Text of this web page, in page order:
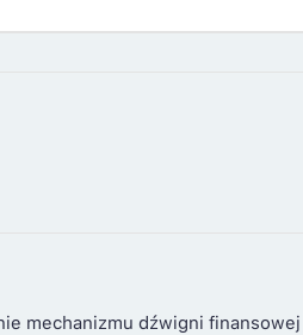
mechanizmu dźwigni